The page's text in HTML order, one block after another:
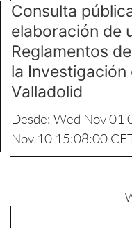
Consulta
elaboración de
Reglamentos
la
Valladolid
Desde: Wed Nov 01
Nov 10 15:08:00